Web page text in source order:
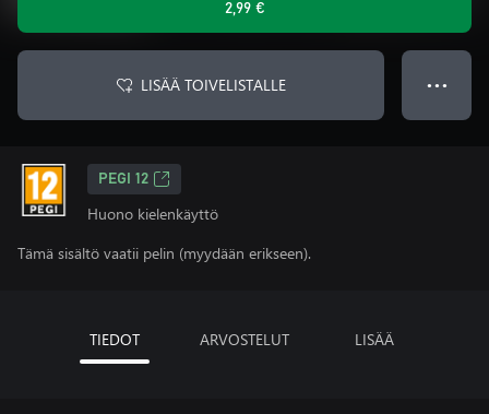
2,99 €
LISÄÄ TOIVELISTALLE ● ● ●
PEGI 12
Huono kielenkäyttö
Tämä sisältö vaatii pelin (myydään erikseen).
TIEDOT ARVOSTELUT LISÄÄ